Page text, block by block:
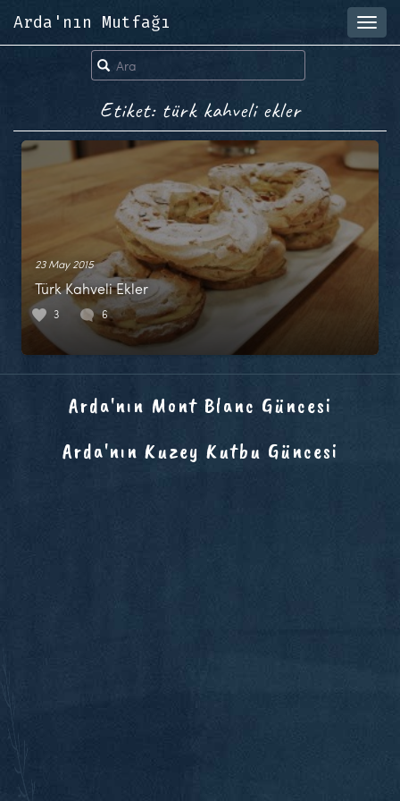
Arda'nın Mutfağı
Etiket: türk kahveli ekler
23 May 2015
Türk Kahveli Ekler
3 6
Arda'nın Mont Blanc Güncesi
Arda'nın Kuzey Kutbu Güncesi